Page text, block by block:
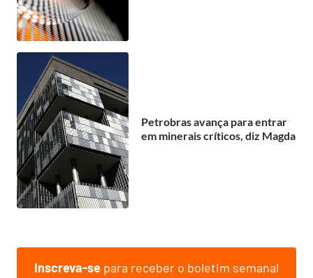
Petrobras avança para entrar
em minerais críticos, diz Magda
Inscreva-se para receber o boletim semanal